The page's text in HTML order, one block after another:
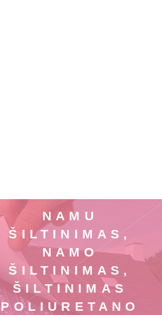
NAMU
ŠILTINIMAS,
NAMO
ŠILTINIMAS,
ŠILTINIMAS
POLIURETANO